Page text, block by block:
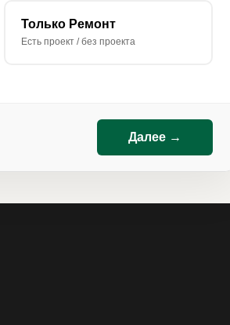
Только Ремонт
Есть проект / без проекта
Далее →